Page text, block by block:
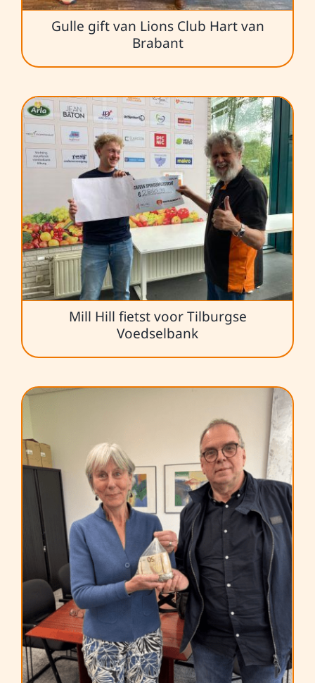
Gulle gift van Lions Club Hart van
Brabant
Mill Hill fietst voor Tilburgse
Voedselbank